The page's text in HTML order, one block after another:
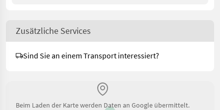
Zusätzliche Services
Sind Sie an einem Transport interessiert?
Beim Laden der Karte werden Daten an Google übermittelt.